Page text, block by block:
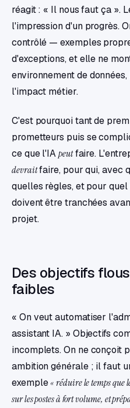
réagit : « Il nous faut ça ».
l'impression d'un progrès.
contrôlé — exemples
d'exceptions, et elle ne
environnement de
l'impact métier.
C'est pourquoi tant de
prometteurs puis se
ce que l'IApeutfaire.
devraitfaire, pour qui, avec
quelles règles, et pour
doivent être tranchées
projet.
Des objectifs
faibles
« On veut automatiser
assistant IA. » Objectifs
incomplets. On ne conçoit
ambition générale ; il faut
exemple« réduire le temps que
sur les postes à fort volume, et